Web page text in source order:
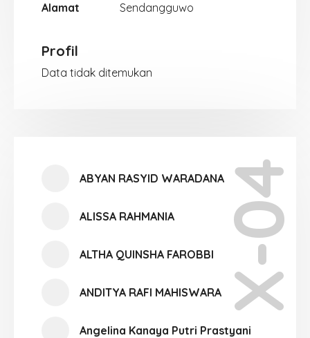
Alamat Sendangguwo
Profil
Data tidak ditemukan
X-04
ABYAN RASYID WARADANA
ALISSA RAHMANIA
ALTHA QUINSHA FAROBBI
ANDITYA RAFI MAHISWARA
Angelina Kanaya Putri Prastyani